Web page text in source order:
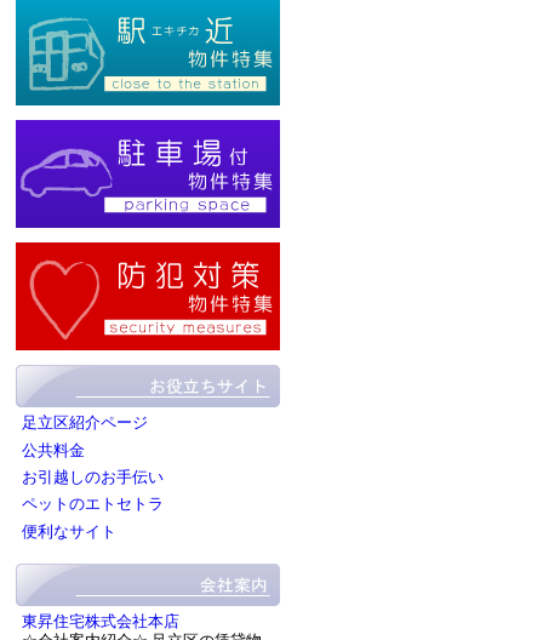
足立区紹介ページ
公共料金
お引越しのお手伝い
ペットのエトセトラ
便利なサイト
東昇住宅株式会社本店